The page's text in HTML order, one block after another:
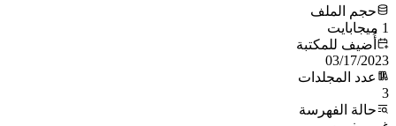
حجم الملف
1 ميجابايت
أُضيف للمكتبة
03/17/2023
عدد المجلدات
3
حالة الفهرسة